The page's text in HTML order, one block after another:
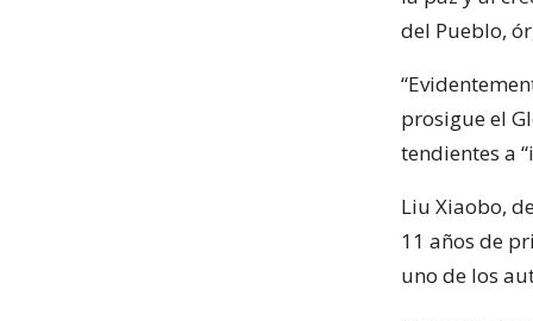
del Pueblo,
prosigue el
tendientes a
Liu Xiaobo,
11 años de
uno de los